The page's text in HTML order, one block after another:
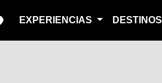
EXPERIENCIAS